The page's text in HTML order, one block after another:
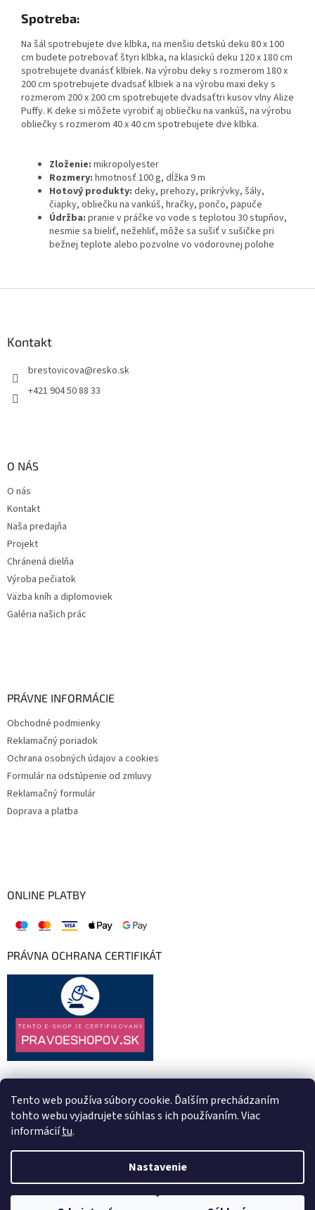
Tento web používa súbory cookie. Ďalším prechádzaním
tohto webu vyjadrujete súhlas s ich používaním. Viac
informáciítu.
Nastavenie
Spotreba:
Na šál spotrebujete dve klbka, na menšiu detskú deku 80 x 100
cm budete potrebovať štyri klbka, na klasickú deku 120 x 180 cm
spotrebujete dvanásť klbiek. Na výrobu deky s rozmerom 180 x
200 cm spotrebujete dvadsať klbiek a na výrobu maxi deky s
rozmerom 200 x 200 cm spotrebujete dvadsaťtri kusov vlny Alize
Puffy. K deke si môžete vyrobiť aj obliečku na vankúš, na výrobu
obliečky s rozmerom 40 x 40 cm spotrebujete dve klbka.
Zloženie: mikropolyester
Rozmery: hmotnosť 100 g, dĺžka 9 m
Hotový produkty: deky, prehozy, prikrývky, šály,
čiapky, obliečku na vankúš, hračky, pončo, papuče
Údržba: pranie v práčke vo vode s teplotou 30 stupňov,
nesmie sa bieliť, nežehliť, môže sa sušiť v sušičke pri
bežnej teplote alebo pozvolne vo vodorovnej polohe
Kontakt
brestovicova@resko.sk
+421 904 50 88 33
O NÁS
O nás
Kontakt
Naša predajňa
Projekt
Chránená dielňa
Výroba pečiatok
Väzba kníh a diplomoviek
Galéria našich prác
PRÁVNE INFORMÁCIE
Obchodné podmienky
Reklamačný poriadok
Ochrana osobných údajov a cookies
Formulár na odstúpenie od zmluvy
Reklamačný formulár
Doprava a platba
ONLINE PLATBY
PRÁVNA OCHRANA CERTIFIKÁT
Vytvoril Shoptet